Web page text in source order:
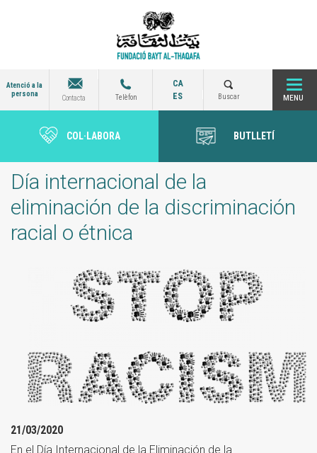
Atenció a la
persona
Contacta Telèfon
CA
ES
Buscar
COL·LABORA BUTLLETÍ
Día internacional de la
eliminación de la discriminación
racial o étnica
21/03/2020
En el Día Internacional de la Eliminación de la